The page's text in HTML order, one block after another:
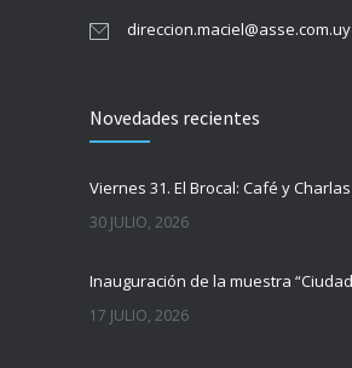
direccion.maciel@asse.com.uy
Novedades recientes
Viernes 31. El Brocal: Café y Charlas
30 JULIO, 2026
17 JULIO, 2026